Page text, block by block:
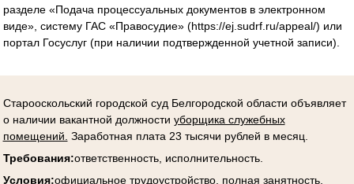
разделе «Подача процессуальных документов в электронном
виде», систему ГАС «Правосудие» (https://ej.sudrf.ru/appeal/) или
портал Госуслуг (при наличии подтвержденной учетной записи).
Старооскольский городской суд Белгородской области объявляет
о наличии вакантной должности уборщика служебных
помещений. Заработная плата 23 тысячи рублей в месяц.
Требования:ответственность, исполнительность.
Условия:официальное трудоустройство, полная занятность,